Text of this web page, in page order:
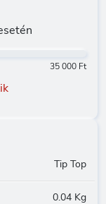
35 000 Ft
Tip Top
0.04 Kg